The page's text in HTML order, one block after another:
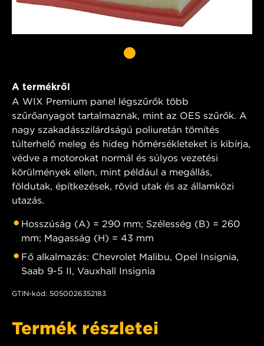
A termékről
A WIX Premium panel légszűrők több
szűrőanyagot tartalmaznak, mint az OES szűrők. A
nagy szakadásszilárdságú poliuretán tömítés
túlterhelő meleg és hideg hőmérsékleteket is kibírja,
védve a motorokat normál és súlyos vezetési
körülmények ellen, mint például a megállás,
földutak, építkezések, rövid utak és az államközi
utazás.
Hosszúság (A) = 290 mm; Szélesség (B) = 260
mm; Magasság (H) = 43 mm
Fő alkalmazás: Chevrolet Malibu, Opel Insignia,
Saab 9-5 II, Vauxhall Insignia
GTIN-kód: 5050026352183
Termék részletei